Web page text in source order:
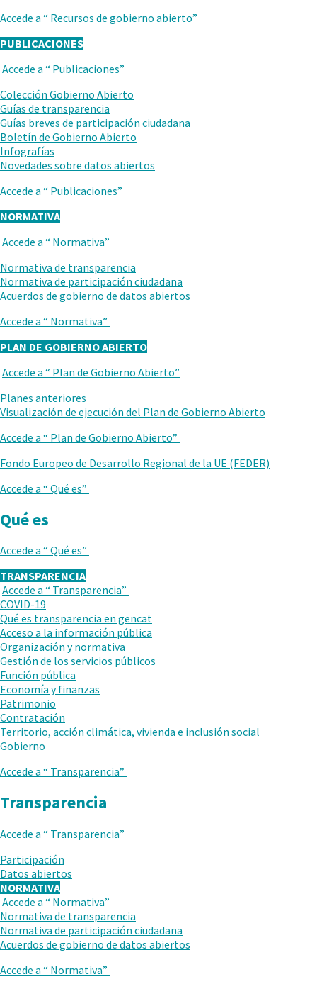
Accede a “ Recursos de gobierno abierto”
PUBLICACIONES
VUELVE
AL
NIVEL
ANTERIOR
Accede a “ Publicaciones”
Colección Gobierno Abierto
Guías de transparencia
Guías breves de participación ciudadana
Boletín de Gobierno Abierto
Infografías
Novedades sobre datos abiertos
Accede a “ Publicaciones”
NORMATIVA
VUELVE
AL
NIVEL
ANTERIOR
Accede a “ Normativa”
Normativa de transparencia
Normativa de participación ciudadana
Acuerdos de gobierno de datos abiertos
Accede a “ Normativa”
PLAN DE GOBIERNO ABIERTO
VUELVE
AL
NIVEL
ANTERIOR
Accede a “ Plan de Gobierno Abierto”
Planes anteriores
Visualización de ejecución del Plan de Gobierno Abierto
Accede a “ Plan de Gobierno Abierto”
Fondo Europeo de Desarrollo Regional de la UE (FEDER)
Accede a “ Qué es”
Qué es
Accede a “ Qué es”
TRANSPARENCIA
VUELVE
AL
NIVEL
ANTERIOR
Accede a “ Transparencia”
COVID-19
Qué es transparencia en gencat
Acceso a la información pública
Organización y normativa
Gestión de los servicios públicos
Función pública
Economía y finanzas
Patrimonio
Contratación
Territorio, acción climática, vivienda e inclusión social
Gobierno
Accede a “ Transparencia”
Transparencia
Accede a “ Transparencia”
Participación
Abrir
una
nueva
ventana.
Datos abiertos
NORMATIVA
VUELVE
AL
NIVEL
ANTERIOR
Accede a “ Normativa”
Normativa de transparencia
Normativa de participación ciudadana
Acuerdos de gobierno de datos abiertos
Accede a “ Normativa”